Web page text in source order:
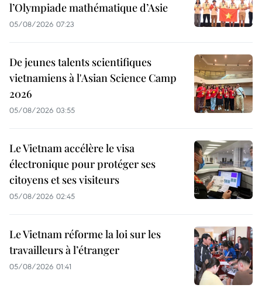
l’Olympiade mathématique d’Asie
05/08/2026 07:23
De jeunes talents scientifiques
vietnamiens à l'Asian Science Camp
2026
05/08/2026 03:55
Le Vietnam accélère le visa
électronique pour protéger ses
citoyens et ses visiteurs
05/08/2026 02:45
Le Vietnam réforme la loi sur les
travailleurs à l’étranger
05/08/2026 01:41